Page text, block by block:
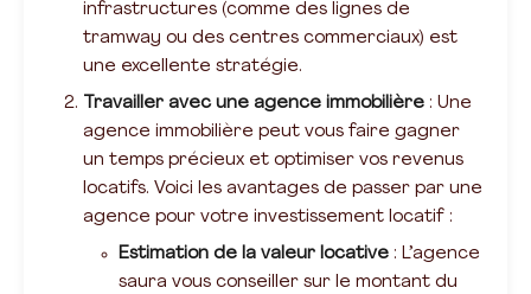
infrastructures (comme des lignes de
tramway ou des centres commerciaux) est
une excellente stratégie.
Travailler avec une agence immobilière : Une
agence immobilière peut vous faire gagner
un temps précieux et optimiser vos revenus
locatifs. Voici les avantages de passer par une
agence pour votre investissement locatif :
Estimation de la valeur locative : L’agence
saura vous conseiller sur le montant du